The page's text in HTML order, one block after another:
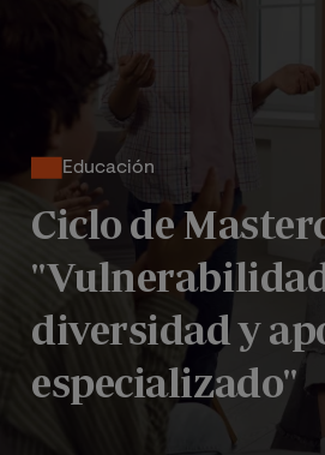
Educación
Ciclo de
diversidad y
especializado"